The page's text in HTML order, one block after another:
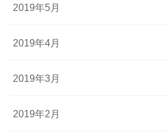
2019年5月
2019年4月
2019年3月
2019年2月